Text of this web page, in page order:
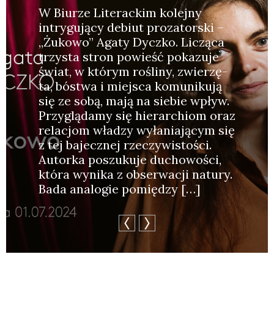
W Biu­rze Lite­rac­kim kolej­ny
intry­gu­ją­cy debiut pro­za­tor­ski –
„Żuko­wo” Aga­ty Dycz­ko. Liczą­ca
trzy­sta stron powieść poka­zu­je
świat, w któ­rym rośli­ny, zwie­rzę­
ta, bóstwa i miej­sca komu­ni­ku­ją
się ze sobą, mają na sie­bie wpływ.
Przy­glą­da­my się hie­rar­chiom oraz
rela­cjom wła­dzy wyła­nia­ją­cym się
z tej bajecz­nej rze­czy­wi­sto­ści.
Autor­ka poszu­ku­je ducho­wo­ści,
któ­ra wyni­ka z obser­wa­cji natu­ry.
Bada ana­lo­gie pomię­dzy […]